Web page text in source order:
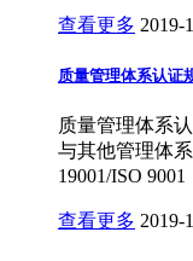
查看更多 2019-
质量管理体系认证
质量管理体系
与其他管理体
19001/ISO
查看更多 2019-